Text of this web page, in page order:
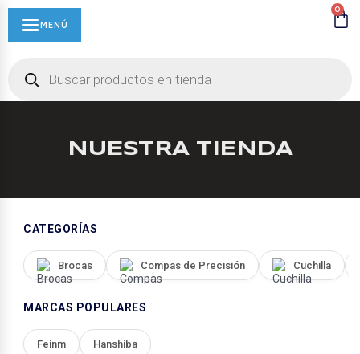
MENÚ
0
NUESTRA TIENDA
CATEGORÍAS
Brocas Compas de Precisión Cuchilla
MARCAS POPULARES
Feinm Hanshiba